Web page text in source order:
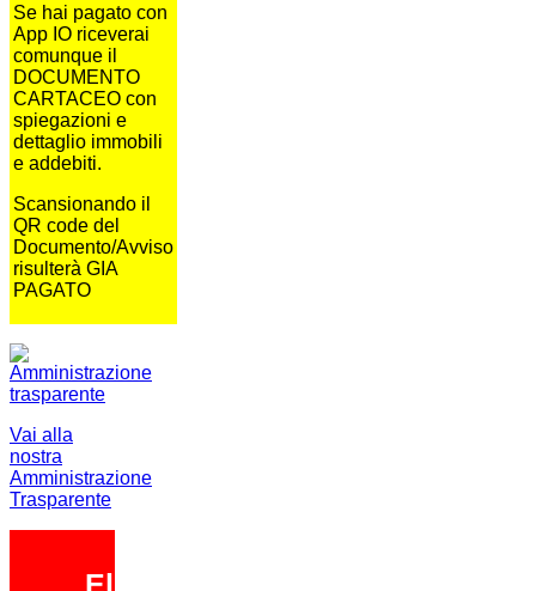
Se hai pagato con
App IO riceverai
comunque il
DOCUMENTO
CARTACEO con
spiegazioni e
dettaglio immobili
e addebiti.
Scansionando il
QR code del
Documento/Avviso
risulterà GIA
PAGATO
Vai alla
nostra
Amministrazione
Trasparente
Elezioni 2026